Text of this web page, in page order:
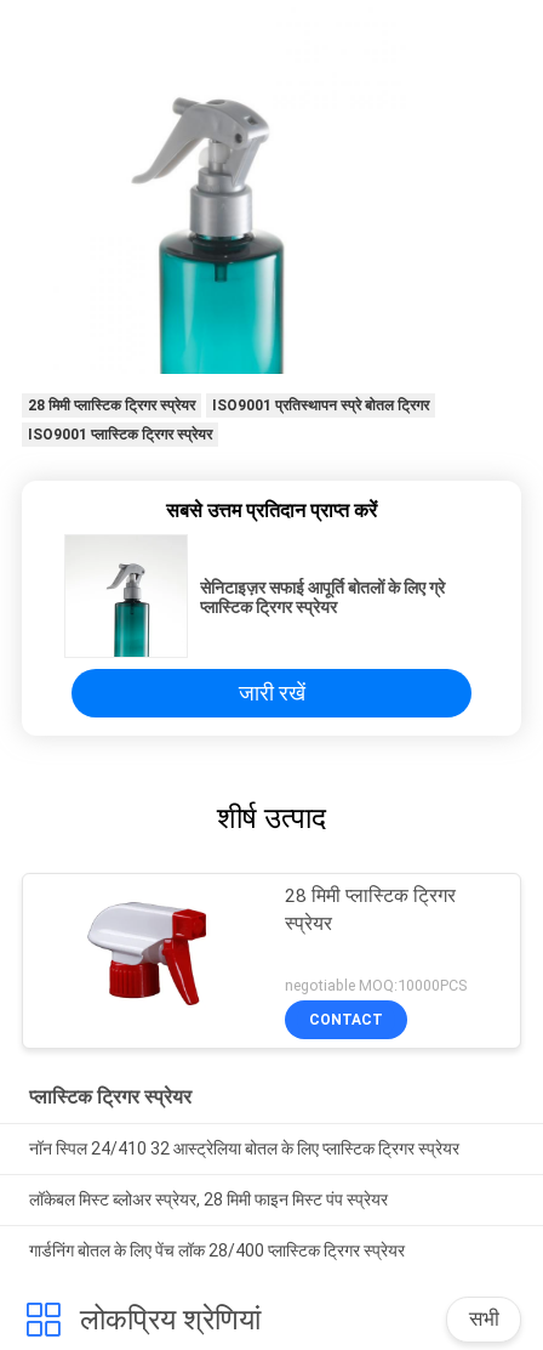
28 मिमी प्लास्टिक ट्रिगर स्प्रेयर
ISO9001 प्रतिस्थापन स्प्रे बोतल ट्रिगर
ISO9001 प्लास्टिक ट्रिगर स्प्रेयर
सबसे उत्तम प्रतिदान प्राप्त करें
सेनिटाइज़र सफाई आपूर्ति बोतलों के लिए ग्रे
प्लास्टिक ट्रिगर स्प्रेयर
जारी रखें
शीर्ष उत्पाद
28 मिमी प्लास्टिक ट्रिगर
स्प्रेयर
negotiable MOQ:10000PCS
CONTACT
प्लास्टिक ट्रिगर स्प्रेयर
नॉन स्पिल 24/410 32 आस्ट्रेलिया बोतल के लिए प्लास्टिक ट्रिगर स्प्रेयर
लॉकेबल मिस्ट ब्लोअर स्प्रेयर, 28 मिमी फाइन मिस्ट पंप स्प्रेयर
गार्डनिंग बोतल के लिए पेंच लॉक 28/400 प्लास्टिक ट्रिगर स्प्रेयर
लोकप्रिय श्रेणियां सभी